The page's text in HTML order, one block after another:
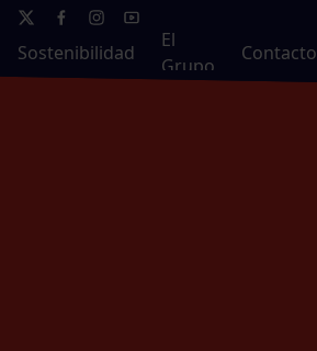
Sostenibilidad
El
Grupo
Contacto